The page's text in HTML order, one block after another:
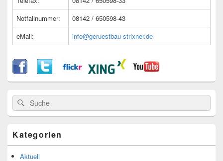
Notfallnummer:
08142 / 650598-43
eMail:
info@geruestbau-strixner.de
Suche
nach:
Suche
Kategorien
Aktuell